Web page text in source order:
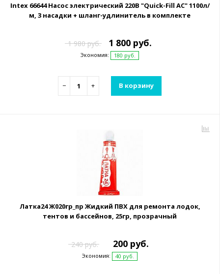
Intex 66644 Насос электрический 220В "Quick-Fill AC" 1100л/
м, 3 насадки + шланг-удлинитель в комплекте
1 980 руб. 1 800 руб.
Экономия: 180 руб.
− + В корзину
Латка24 Ж020гр_пр Жидкий ПВХ для ремонта лодок,
тентов и бассейнов, 25гр, прозрачный
240 руб. 200 руб.
Экономия: 40 руб.